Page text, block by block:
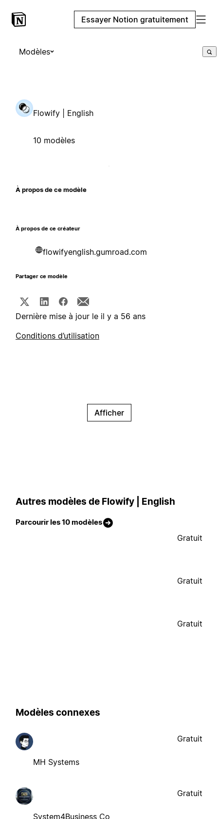
Essayer Notion gratuitement
Modèles
Flowify | English
10 modèles
À propos de ce modèle
À propos de ce créateur
flowifyenglish.gumroad.com
Partager ce modèle
Dernière mise à jour le il y a 56 ans
Conditions d’utilisation
Afficher
Autres modèles de Flowify | English
Parcourir les 10 modèles
Gratuit
Gratuit
Gratuit
Modèles connexes
MH Systems
Gratuit
System4Business Co
Gratuit